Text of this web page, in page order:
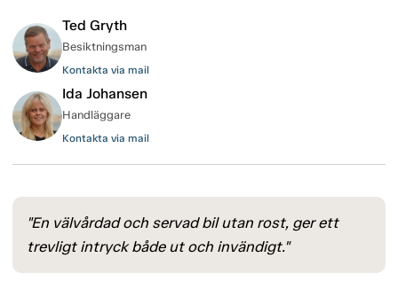
Ted Gryth
Besiktningsman
Kontakta via mail
Ida Johansen
Handläggare
Kontakta via mail
"En välvårdad och servad bil utan rost, ger ett
trevligt intryck både ut och invändigt."